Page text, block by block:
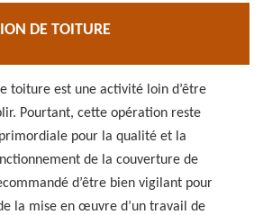
DE TOITURE
toiture est une activité loin d’être
Pourtant, cette opération reste
pour la qualité et la
de la couverture de
d’être bien vigilant pour
la mise en œuvre d’un travail de